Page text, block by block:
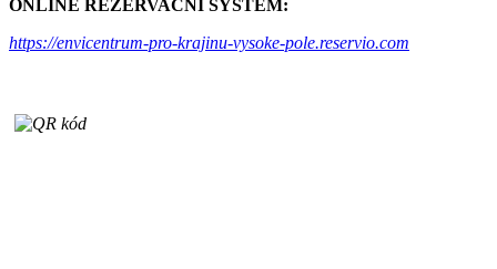
ONLINE REZERVAČNÍ SYSTÉM:
https://envicentrum-pro-krajinu-vysoke-pole.reservio.com